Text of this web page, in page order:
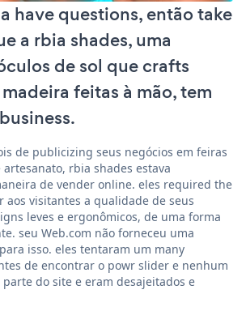
have questions, então take
a rbia shades, uma
de sol que crafts
feitas à mão, tem
de publicizing seus negócios em feiras
rbia shades estava
de vender online. eles required the
visitantes a qualidade de seus
leves e ergonômicos, de uma forma
seu Web.com não forneceu uma
isso. eles tentaram um many
de encontrar o powr slider e nenhum
do site e eram desajeitados e